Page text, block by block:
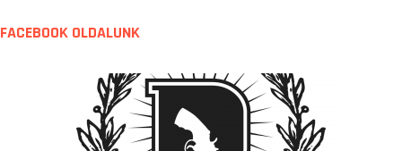
FACEBOOK OLDALUNK